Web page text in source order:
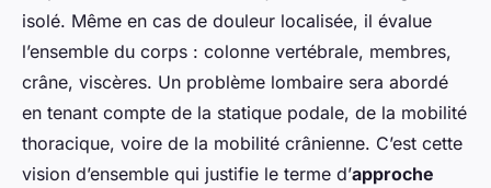
isolé. Même en cas de douleur localisée, il évalue
l’ensemble du corps : colonne vertébrale, membres,
crâne, viscères. Un problème lombaire sera abordé
en tenant compte de la statique podale, de la mobilité
thoracique, voire de la mobilité crânienne. C’est cette
vision d’ensemble qui justifie le terme d’approche